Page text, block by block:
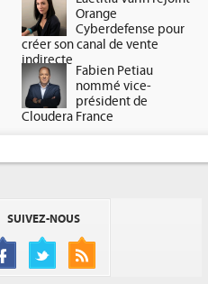
Orange
Cyberdefense pour
créer son canal de vente
indirecte
Fabien Petiau
nommé vice-
président de
Cloudera France
SUIVEZ-NOUS